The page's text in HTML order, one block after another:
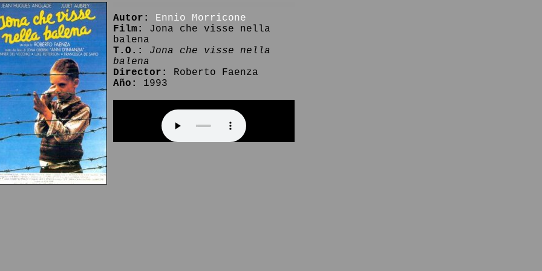
Autor:
Ennio Morricone
Film:
Jona che visse nella
balena
T.O.:
Jona che visse nella
balena
Director:
Roberto Faenza
Año:
1993